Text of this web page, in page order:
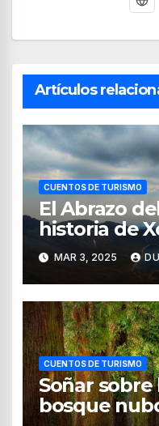
Artículos
CUENTOS DE TURISMO
El Abrazo
historia de
MAR 3, 2025
CUENTOS DE TURISMO
Soñar
bosque